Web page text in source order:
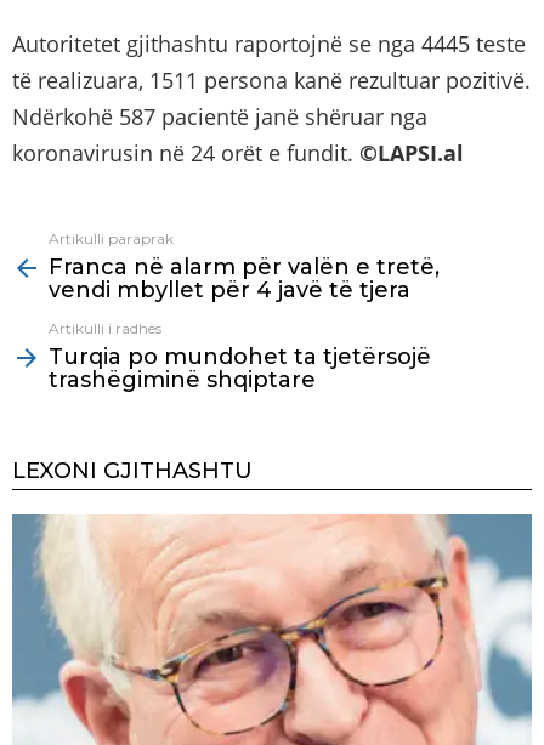
Autoritetet gjithashtu raportojnë se nga 4445 teste
të realizuara, 1511 persona kanë rezultuar pozitivë.
Ndërkohë 587 pacientë janë shëruar nga
koronavirusin në 24 orët e fundit. ©LAPSI.al
more
Artikulli paraprak
Franca në alarm për valën e tretë,
vendi mbyllet për 4 javë të tjera
Artikulli i radhës
Turqia po mundohet ta tjetërsojë
trashëgiminë shqiptare
LEXONI GJITHASHTU